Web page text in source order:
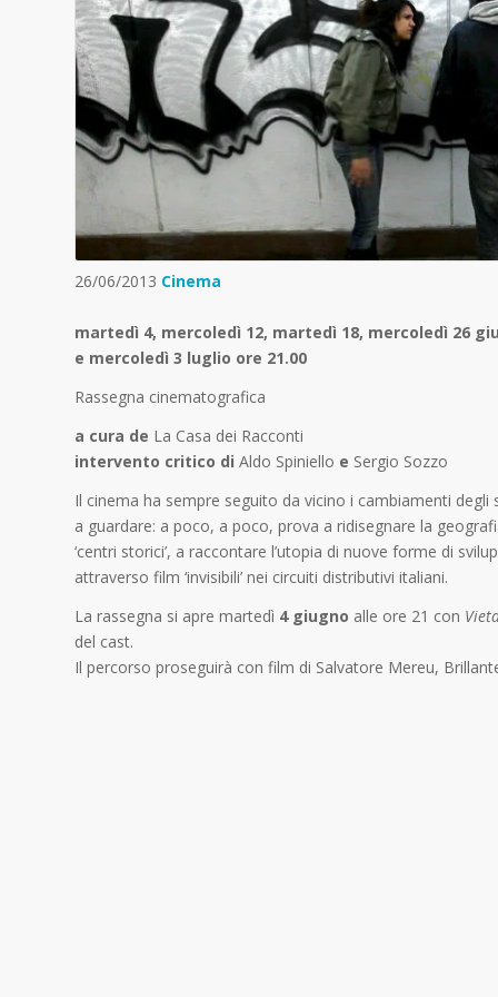
26/06/2013 Cinema
martedì 4, mercoledì 12, martedì 18, mercoledì 26
e mercoledì 3 luglio ore 21.00
Rassegna cinematografica
a cura de La Casa dei Racconti
intervento critico di Aldo Spiniello e Sergio Sozzo
Il cinema ha sempre seguito da vicino i cambiamenti
a guardare: a poco, a poco, prova a ridisegnare la
‘centri storici’, a raccontare l’utopia di nuove forme di
attraverso film ‘invisibili’ nei circuiti distributivi italiani.
La rassegna si apre martedì 4 giugno alle ore 21 con
del cast.
Il percorso proseguirà con film di Salvatore Mereu,